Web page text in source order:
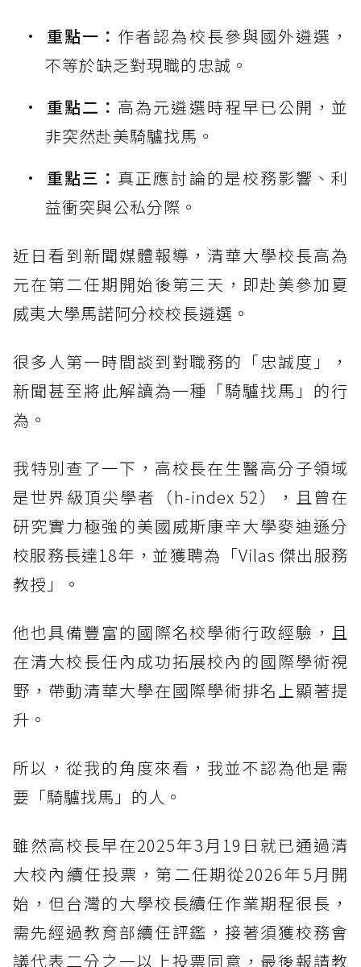
重點一： 作者認為校長參與國外遴選，
不等於缺乏對現職的忠誠。
重點二： 高為元遴選時程早已公開，並
非突然赴美騎驢找馬。
重點三： 真正應討論的是校務影響、利
益衝突與公私分際。
近日看到新聞媒體報導，清華大學校長高為
元在第二任期開始後第三天，即赴美參加夏
威夷大學馬諾阿分校校長遴選。
很多人第一時間談到對職務的「忠誠度」，
新聞甚至將此解讀為一種「騎驢找馬」的行
為。
我特別查了一下，高校長在生醫高分子領域
是世界級頂尖學者（h-index 52），且曾在
研究實力極強的美國威斯康辛大學麥迪遜分
校服務長達18年，並獲聘為「Vilas 傑出服務
教授」。
他也具備豐富的國際名校學術行政經驗，且
在清大校長任內成功拓展校內的國際學術視
野，帶動清華大學在國際學術排名上顯著提
升。
所以，從我的角度來看，我並不認為他是需
要「騎驢找馬」的人。
雖然高校長早在2025年3月19日就已通過清
大校內續任投票，第二任期從2026年5月開
始，但台灣的大學校長續任作業期程很長，
需先經過教育部續任評鑑，接著須獲校務會
議代表二分之一以上投票同意，最後報請教